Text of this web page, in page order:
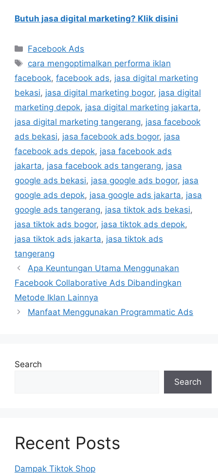
Butuh jasa digital marketing? Klik disini
Facebook Ads
cara mengoptimalkan performa iklan
facebook, facebook ads, jasa digital marketing
bekasi, jasa digital marketing bogor, jasa digital
marketing depok, jasa digital marketing jakarta,
jasa digital marketing tangerang, jasa facebook
ads bekasi, jasa facebook ads bogor, jasa
facebook ads depok, jasa facebook ads
jakarta, jasa facebook ads tangerang, jasa
google ads bekasi, jasa google ads bogor, jasa
google ads depok, jasa google ads jakarta, jasa
google ads tangerang, jasa tiktok ads bekasi,
jasa tiktok ads bogor, jasa tiktok ads depok,
jasa tiktok ads jakarta, jasa tiktok ads
tangerang
Apa Keuntungan Utama Menggunakan
Facebook Collaborative Ads Dibandingkan
Metode Iklan Lainnya
Manfaat Menggunakan Programmatic Ads
Search
Search
Recent Posts
Dampak Tiktok Shop